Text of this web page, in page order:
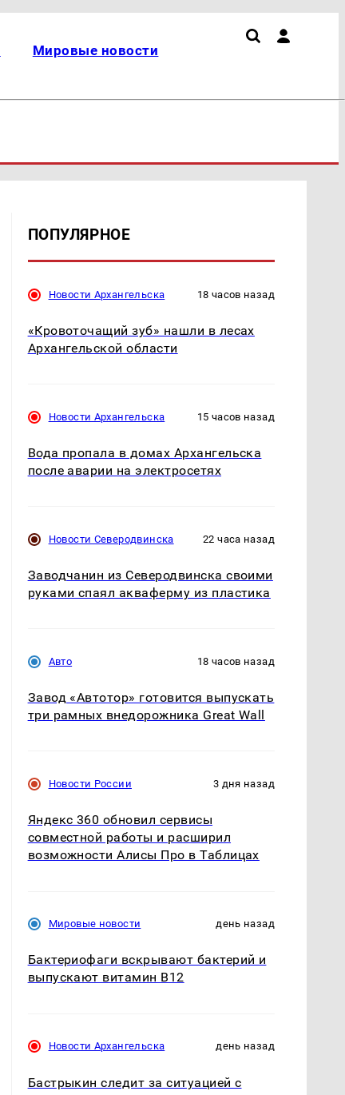
Мировые новости
подожгли.
России: Европа?
ПОПУЛЯРНОЕ
Новости Архангельска 18 часов назад
«Кровоточащий зуб» нашли в лесах
Архангельской области
Новости Архангельска 15 часов назад
Вода пропала в домах Архангельска
после аварии на электросетях
Новости Северодвинска 22 часа назад
Заводчанин из Северодвинска своими
руками спаял акваферму из пластика
Авто 18 часов назад
Завод «Автотор» готовится выпускать
три рамных внедорожника Great Wall
Новости России 3 дня назад
Яндекс 360 обновил сервисы
совместной работы и расширил
возможности Алисы Про в Таблицах
Мировые новости день назад
Бактериофаги вскрывают бактерий и
выпускают витамин B12
Новости Архангельска день назад
Бастрыкин следит за ситуацией с